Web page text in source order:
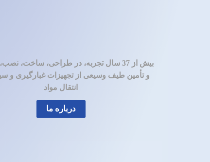
بیش از 37 سال تجربه، در طراحی، ساخت،
و تأمین طیف وسیعی از تجهیزات غبارگیری و
انتقال مواد
درباره ما